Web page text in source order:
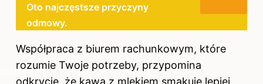
Oto najczęstsze przyczyny
odmowy.
Współpraca z biurem rachunkowym, które
rozumie Twoje potrzeby, przypomina
odkrycie, że kawa z mlekiem smakuje lepiej